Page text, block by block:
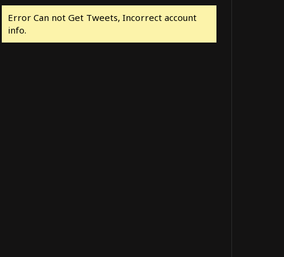
Error Can not Get Tweets, Incorrect account
info.